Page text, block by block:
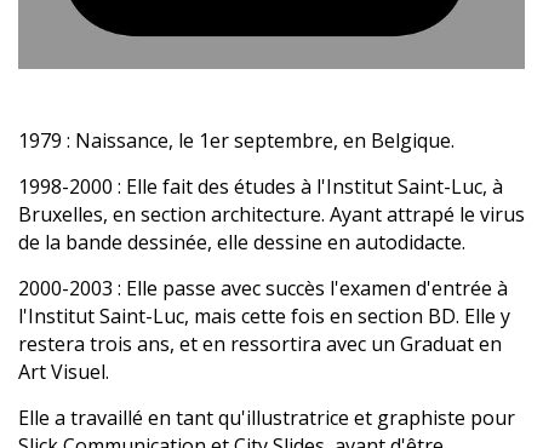
1979 : Naissance, le 1er septembre, en Belgique.
1998-2000 : Elle fait des études à l'Institut Saint-Luc, à
Bruxelles, en section architecture. Ayant attrapé le virus
de la bande dessinée, elle dessine en autodidacte.
2000-2003 : Elle passe avec succès l'examen d'entrée à
l'Institut Saint-Luc, mais cette fois en section BD. Elle y
restera trois ans, et en ressortira avec un Graduat en
Art Visuel.
Elle a travaillé en tant qu'illustratrice et graphiste pour